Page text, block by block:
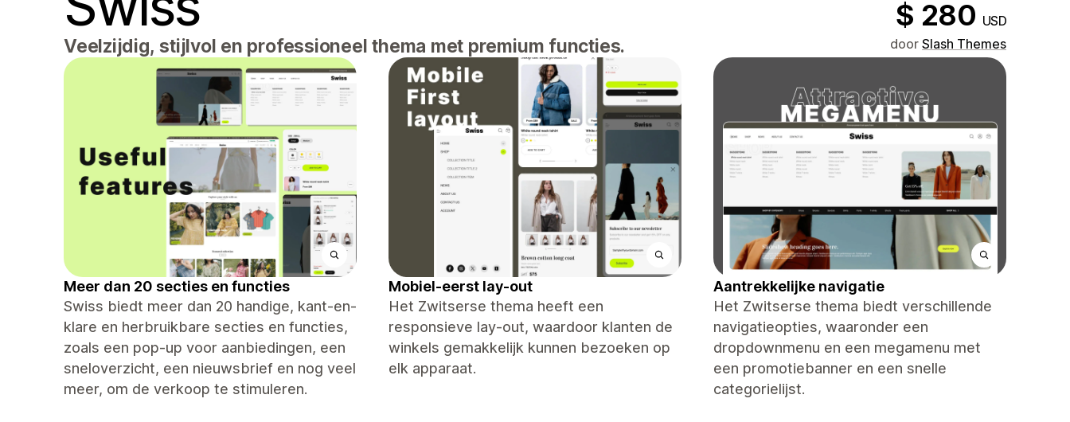
$ 280 USD
Veelzijdig, stijlvol en professioneel thema met premium functies. door Slash Themes
Meer dan 20 secties en functies
Swiss biedt meer dan 20 handige, kant-en-
klare en herbruikbare secties en functies,
zoals een pop-up voor aanbiedingen, een
sneloverzicht, een nieuwsbrief en nog veel
meer, om de verkoop te stimuleren.
Mobiel-eerst lay-out
Het Zwitserse thema heeft een
responsieve lay-out, waardoor klanten de
winkels gemakkelijk kunnen bezoeken op
elk apparaat.
Aantrekkelijke navigatie
Het Zwitserse thema biedt verschillende
navigatieopties, waaronder een
dropdownmenu en een megamenu met
een promotiebanner en een snelle
categorielijst.